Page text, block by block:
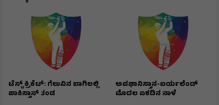
ಟೆಸ್ಟ್ ಕ್ರಿಕೆಟ್: ಗೆಲುವಿನ ಬಾಗಿಲಲ್ಲಿ
ಪಾಕಿಸ್ತಾನ್ ತಂಡ
ಅಪಘಾನಿಸ್ತಾನ-ಐರ್ಯಲೆಂಡ್
ಮೊದಲ ಏಕದಿನ ನಾಳೆ